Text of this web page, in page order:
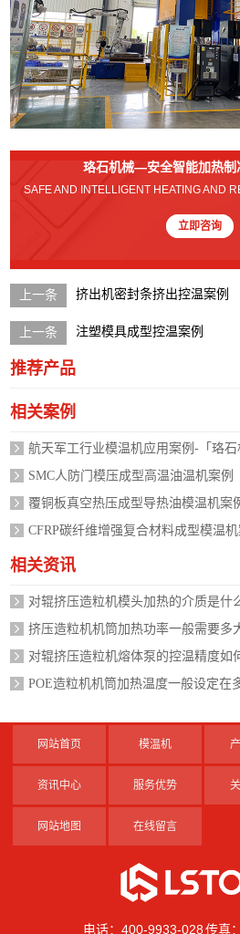
珞石机械—安全智能加热制
SAFE AND INTELLIGENT HEATING AND
立即咨询
挤出机密封条挤出控温案例
注塑模具成型控温案例
推荐产品
相关案例
航天军工行业模温机应用案例-「珞
SMC人防门模压成型高温油温机案例
覆铜板真空热压成型导热油模温机案
CFRP碳纤维增强复合材料成型模温机
相关资讯
对辊挤压造粒机模头加热的介质是什
挤压造粒机机筒加热功率一般需要多
对辊挤压造粒机熔体泵的控温精度如
POE造粒机机筒加热温度一般设定在
网站首页 模温机
资讯中心 服务优势
网站地图 在线留言
电话：400-9933-028 传真